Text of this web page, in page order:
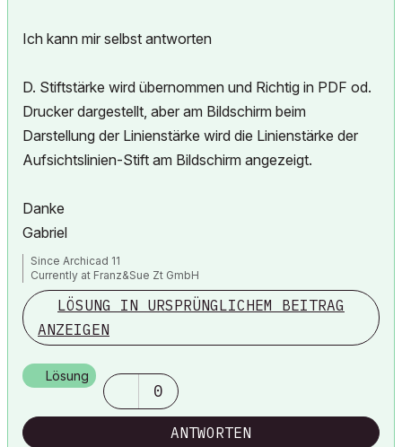
Ich kann mir selbst antworten
D. Stiftstärke wird übernommen und Richtig in PDF od.
Drucker dargestellt, aber am Bildschirm beim
Darstellung der Linienstärke wird die Linienstärke der
Aufsichtslinien-Stift am Bildschirm angezeigt.
Danke
Gabriel
Since Archicad 11
Currently at Franz&Sue Zt GmbH
LÖSUNG IN URSPRÜNGLICHEM BEITRAG
ANZEIGEN
Lösung
0
ANTWORTEN